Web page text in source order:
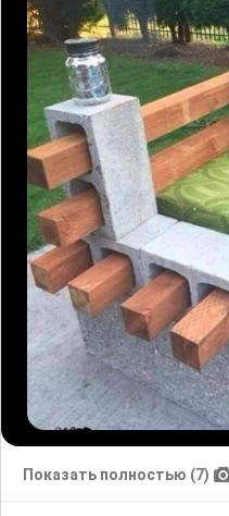
Показать полностью (7)